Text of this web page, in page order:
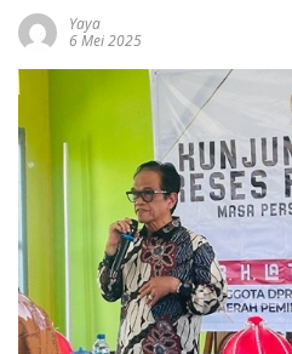
Yaya
6 Mei 2025